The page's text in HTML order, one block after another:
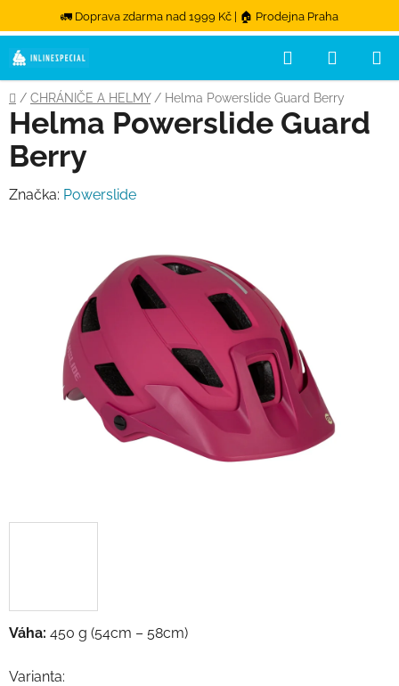
🚛 Doprava zdarma nad 1999 Kč | 🏠 Prodejna Praha
Přejít na obsah
Hledat
Domů
/ CHRÁNIČE A HELMY / Helma Powerslide Guard Berry
Váha: 450 g (54cm – 58cm)
Varianta:
Helma Powerslide Guard
Berry
Značka: Powerslide